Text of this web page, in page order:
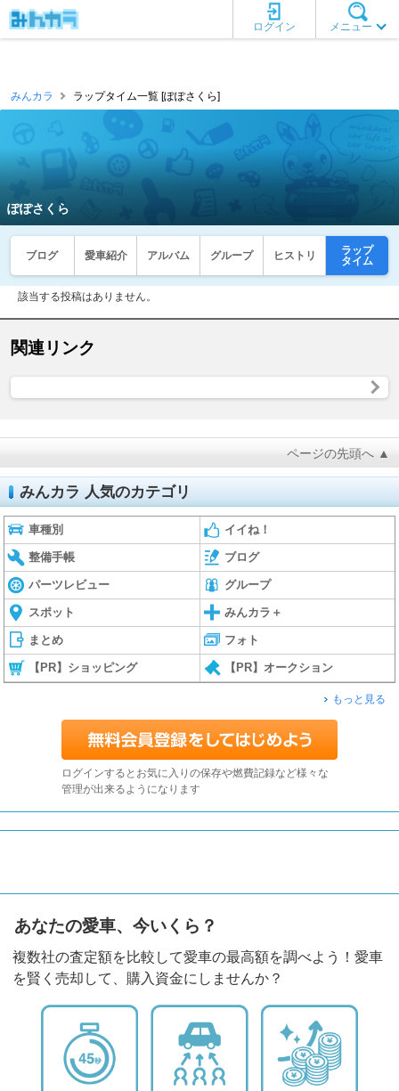
メニュー
ログイン
みんカラ ラップタイム一覧 [ぽぽさくら]
ぽぽさくら
ブログ 愛車紹介 アルバム グループ ヒストリ
ラップ
タイム
該当する投稿はありません。
関連リンク
ページの先頭へ ▲
みんカラ 人気のカテゴリ
車種別 イイね！
整備手帳 ブログ
パーツレビュー グループ
スポット みんカラ＋
まとめ フォト
【PR】ショッピング 【PR】オークション
もっと見る
ログインするとお気に入りの保存や燃費記録など様々な
管理が出来るようになります
あなたの愛車、今いくら？
複数社の査定額を比較して愛車の最高額を調べよう！愛車
を賢く売却して、購入資金にしませんか？